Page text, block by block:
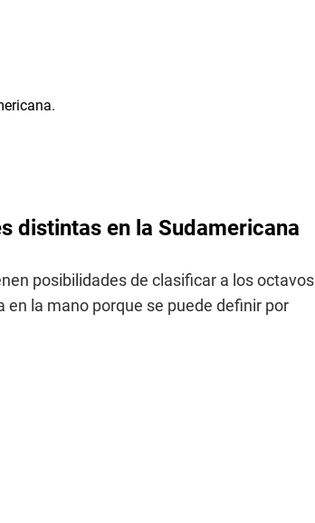
distintas en la Sudamericana
posibilidades de clasificar a los octavos
la mano porque se puede definir por